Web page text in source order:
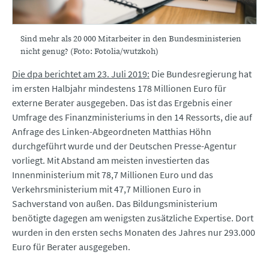
Sind mehr als 20 000 Mitarbeiter in den Bundesministerien
nicht genug? (Foto: Fotolia/wutzkoh)
Die dpa berichtet am 23. Juli 2019: Die Bundesregierung hat
im ersten Halbjahr mindestens 178 Millionen Euro für
externe Berater ausgegeben. Das ist das Ergebnis einer
Umfrage des Finanzministeriums in den 14 Ressorts, die auf
Anfrage des Linken-Abgeordneten Matthias Höhn
durchgeführt wurde und der Deutschen Presse-Agentur
vorliegt. Mit Abstand am meisten investierten das
Innenministerium mit 78,7 Millionen Euro und das
Verkehrsministerium mit 47,7 Millionen Euro in
Sachverstand von außen. Das Bildungsministerium
benötigte dagegen am wenigsten zusätzliche Expertise. Dort
wurden in den ersten sechs Monaten des Jahres nur 293.000
Euro für Berater ausgegeben.